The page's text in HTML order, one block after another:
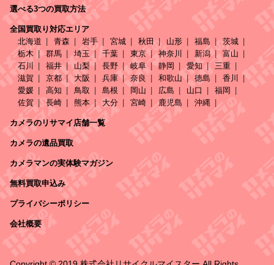
選べる3つの買取方法
全国買取り対応エリア
北海道
青森 岩手 宮城 秋田 山形 福島
茨城
栃木
群馬 埼玉 千葉 東京 神奈川 新潟
富山
石川
福井 山梨 長野 岐阜 静岡 愛知
三重
滋賀
京都 大阪 兵庫 奈良 和歌山 徳島
香川
愛媛
高知 鳥取 島根 岡山 広島 山口
福岡
佐賀
長崎 熊本 大分 宮崎 鹿児島 沖縄
カメラのリサマイ店舗一覧
カメラの遺品買取
カメラマンの実体験マガジン
無料買取申込み
プライバシーポリシー
会社概要